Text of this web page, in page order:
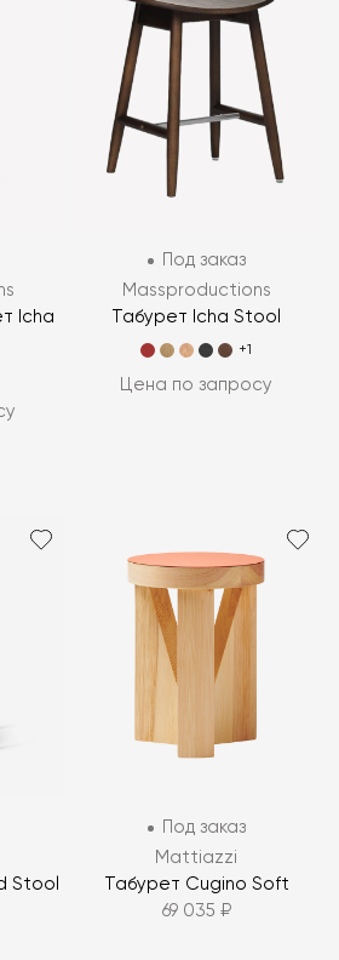
Icha
Под заказ
Massproductions
Табурет Icha Stool
+1
Цена по запросу
Stool
Под заказ
Mattiazzi
Табурет Cugino Soft
69 035 ₽